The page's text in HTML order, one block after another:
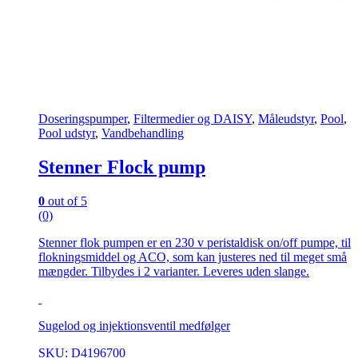
Doseringspumper, Filtermedier og DAISY, Måleudstyr, Pool,
Pool udstyr, Vandbehandling
Stenner Flock pump
0 out of 5
(0)
Stenner flok pumpen er en 230 v peristaldisk on/off pumpe, til
flokningsmiddel og ACO, som kan justeres ned til meget små
mængder. Tilbydes i 2 varianter. Leveres uden slange.
Sugelod og injektionsventil medfølger
SKU: D4196700